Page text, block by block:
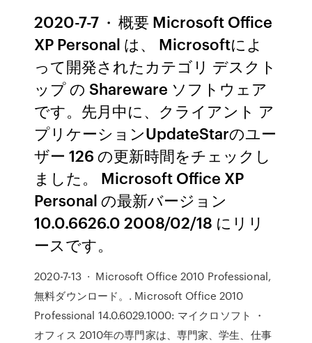
2020-7-7 · 概要 Microsoft Office
XP Personal は、 Microsoftによ
って開発されたカテゴリ デスクト
ップ の Shareware ソフトウェア
です。先月中に、クライアント ア
プリケーションUpdateStarのユー
ザー 126 の更新時間をチェックし
ました。 Microsoft Office XP
Personal の最新バージョン
10.0.6626.0 2008/02/18 にリリ
ースです。
2020-7-13 · Microsoft Office 2010 Professional,
無料ダウンロード。. Microsoft Office 2010
Professional 14.0.6029.1000: マイクロソフト ・
オフィス 2010年の専門家は、専門家、学生、仕事